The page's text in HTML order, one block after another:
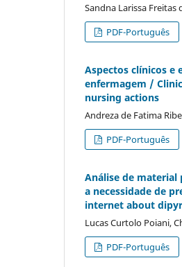
Sandna Larissa Freitas
PDF-Português
Aspectos clí­nicos e
enfermagem /
nursing actions
Andreza de Fatima
PDF-Português
Análise de material
a necessidade de
internet about
Lucas Curtolo Poiani,
PDF-Português